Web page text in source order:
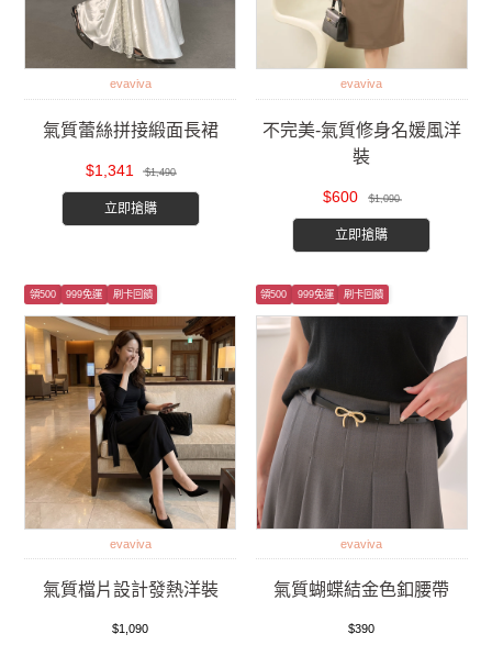
evaviva
氣質蕾絲拼接緞面長裙
$1,341 $1,490
立即搶購
evaviva
不完美-氣質修身名媛風洋
裝
$600 $1,090
立即搶購
領500 999免運 刷卡回饋
evaviva
氣質檔片設計發熱洋裝
$1,090
領500 999免運 刷卡回饋
evaviva
氣質蝴蝶結金色釦腰帶
$390